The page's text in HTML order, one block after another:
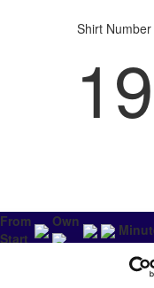
Shirt Number
19
From
Start
Own